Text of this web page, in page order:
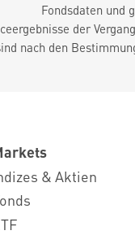
Fondsdaten und
der
nach den
& Aktien